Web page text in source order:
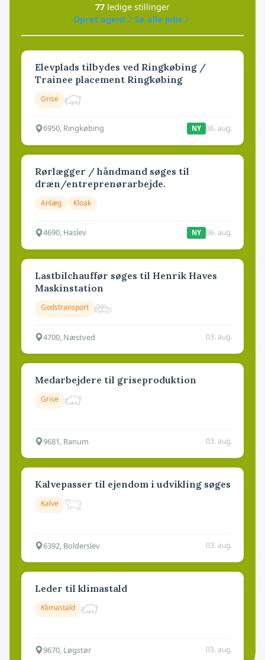
77 ledige stillinger
Opret agent
Se alle jobs
Elevplads tilbydes ved Ringkøbing /
Trainee placement Ringkøbing
Grise
6950, Ringkøbing NY 06. aug.
Rørlægger / håndmand søges til
dræn/entreprenørarbejde.
Anlæg Kloak
4690, Haslev NY 06. aug.
Lastbilchauffør søges til Henrik Haves
Maskinstation
Godstransport
4700, Næstved 03. aug.
Medarbejdere til griseproduktion
Grise
9681, Ranum 03. aug.
Kalvepasser til ejendom i udvikling søges
Kalve
6392, Bolderslev 03. aug.
Leder til klimastald
Klimastald
9670, Løgstør 03. aug.